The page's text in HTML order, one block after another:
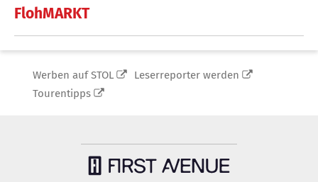
FlohMARKT
Werben auf STOL
Leserreporter werden
Tourentipps